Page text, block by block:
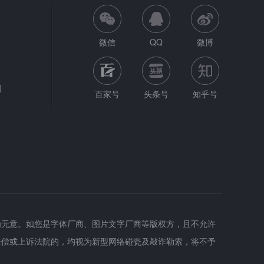
微信 QQ 微博
百家号 头条号 知乎号
意。如您是字体厂商、图片文字厂商等版权方，且不允许
或上诉法院的，均视为新型网络碰瓷及敲诈勒索，将不予